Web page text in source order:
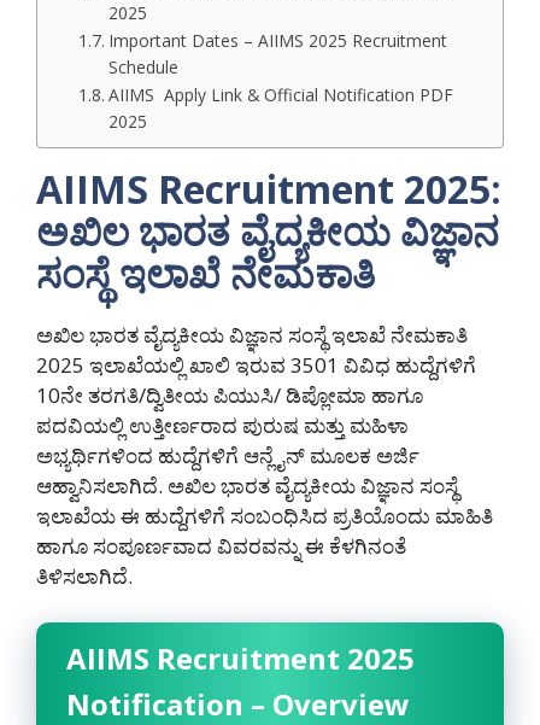
2025
Important Dates – AIIMS 2025 Recruitment
Schedule
AIIMS Apply Link & Official Notification PDF
2025
AIIMS Recruitment 2025:
ಅಖಿಲ ಭಾರತ ವೈದ್ಯಕೀಯ ವಿಜ್ಞಾನ
ಸಂಸ್ಥೆ ಇಲಾಖೆ ನೇಮಕಾತಿ
ಅಖಿಲ ಭಾರತ ವೈದ್ಯಕೀಯ ವಿಜ್ಞಾನ ಸಂಸ್ಥೆ ಇಲಾಖೆ ನೇಮಕಾತಿ
2025 ಇಲಾಖೆಯಲ್ಲಿ ಖಾಲಿ ಇರುವ 3501 ವಿವಿಧ ಹುದ್ದೆಗಳಿಗೆ
10ನೇ ತರಗತಿ/ದ್ವಿತೀಯ ಪಿಯುಸಿ/ ಡಿಪ್ಲೋಮಾ ಹಾಗೂ
ಪದವಿಯಲ್ಲಿ ಉತ್ತೀರ್ಣರಾದ ಪುರುಷ ಮತ್ತು ಮಹಿಳಾ
ಅಭ್ಯರ್ಥಿಗಳಿಂದ ಹುದ್ದೆಗಳಿಗೆ ಆನ್ಲೈನ್ ಮೂಲಕ ಅರ್ಜಿ
ಆಹ್ವಾನಿಸಲಾಗಿದೆ. ಅಖಿಲ ಭಾರತ ವೈದ್ಯಕೀಯ ವಿಜ್ಞಾನ ಸಂಸ್ಥೆ
ಇಲಾಖೆಯ ಈ ಹುದ್ದೆಗಳಿಗೆ ಸಂಬಂಧಿಸಿದ ಪ್ರತಿಯೊಂದು ಮಾಹಿತಿ
ಹಾಗೂ ಸಂಪೂರ್ಣವಾದ ವಿವರವನ್ನು ಈ ಕೆಳಗಿನಂತೆ
ತಿಳಿಸಲಾಗಿದೆ.
AIIMS Recruitment 2025
Notification – Overview